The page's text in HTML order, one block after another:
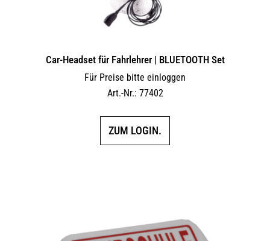
Car-Headset für Fahrlehrer | BLUETOOTH Set
Für Preise bitte einloggen
Art.-Nr.: 77402
ZUM LOGIN.